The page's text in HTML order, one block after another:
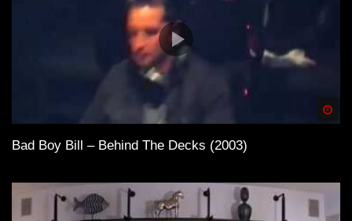
Bad Boy Bill – Behind The Decks (2003)